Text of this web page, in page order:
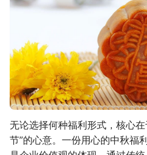
无论选择何种福利形式，核心
节”的心意。一份用心的中秋福